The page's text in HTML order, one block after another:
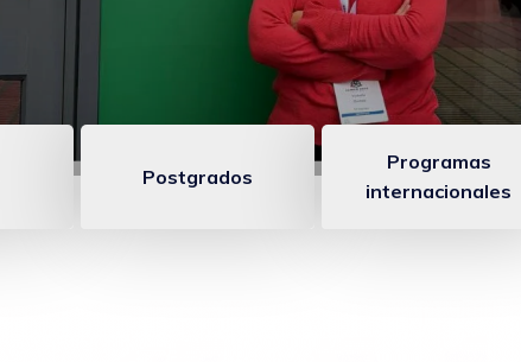
Postgrados
Programas
internacionales